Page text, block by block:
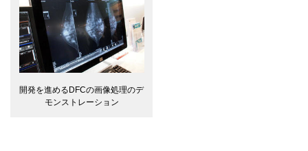
開発を進めるDFCの画像処理のデ
モンストレーション